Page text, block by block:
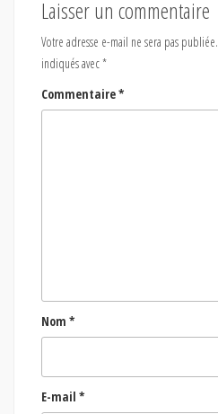
Laisser un commentaire
Votre adresse e-mail ne sera pas publiée.
indiqués avec*
Commentaire*
Nom *
E-mail *